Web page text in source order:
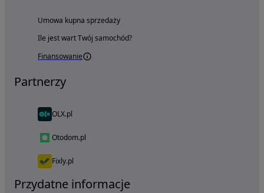
Umowa kupna sprzedaży
Ile jest wart Twój samochód?
Finansowanie
Partnerzy
OLX.pl
Otodom.pl
Fixly.pl
Przydatne informacje